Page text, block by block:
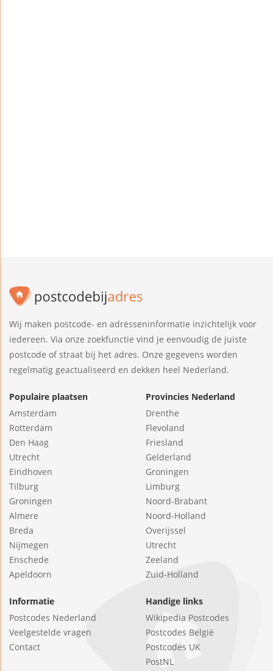
Wij maken postcode- en adresseninformatie inzichtelijk voor
iedereen. Via onze zoekfunctie vind je eenvoudig de juiste
postcode of straat bij het adres. Onze gegevens worden
regelmatig geactualiseerd en dekken heel Nederland.
Populaire plaatsen
Amsterdam
Rotterdam
Den Haag
Utrecht
Eindhoven
Tilburg
Groningen
Almere
Breda
Nijmegen
Enschede
Apeldoorn
Provincies Nederland
Drenthe
Flevoland
Friesland
Gelderland
Groningen
Limburg
Noord-Brabant
Noord-Holland
Overijssel
Utrecht
Zeeland
Zuid-Holland
Informatie
Postcodes Nederland
Veelgestelde vragen
Contact
Handige links
Wikipedia Postcodes
Postcodes België
Postcodes UK
PostNL